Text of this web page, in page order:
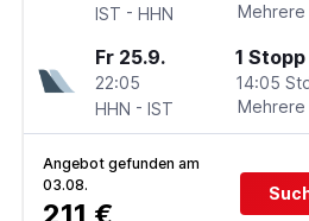
IST - HHN
Mehrere
Fr 25.9.
22:05
HHN - IST
1 Stopp
14:05
Mehrere
Angebot gefunden am
03.08.